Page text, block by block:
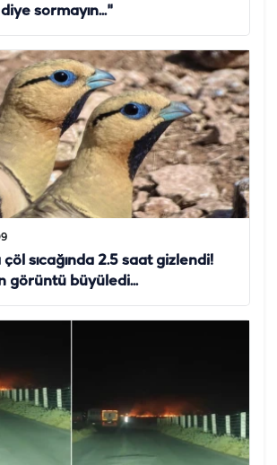
sormayın..."
sıcağında 2.5 saat gizlendi!
görüntü büyüledi...